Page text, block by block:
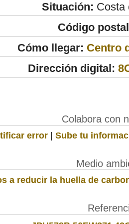
Situación: Costa
Código
Cómo llegar: Centro
Dirección digital:
Colabora con
error | Sube tu
Medio
a reducir la huella de